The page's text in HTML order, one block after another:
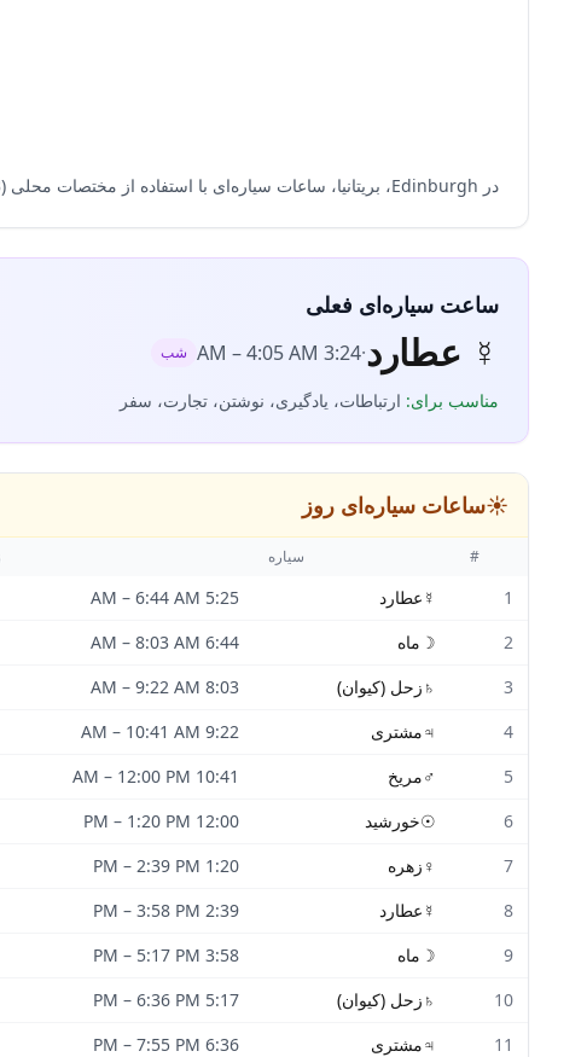
در Edinburgh، بریتانیا، ساعات سیاره‌ای با استفاده از مختصات محلی (55.9533°N، 3.1883°W) و منطقه زمانی Europe/London محاسبه می‌شود و دقت محاسبه بر اساس طلوع و غروب تضمین می‌گردد.
ساعت سیاره‌ای فعلی
☿ عطارد·
3:24 AM
–4:05 AM شب
مناسب برای: ارتباطات، یادگیری، نوشتن، تجارت، سفر
☀️ساعات سیاره‌ای روز
# سیاره
1
☿ عطارد 5:25 AM
– 6:44 AM
2
☽ ماه 6:44 AM
– 8:03 AM
3
♄ زحل (کیوان) 8:03 AM
– 9:22 AM
4
♃مشتری 9:22 AM
– 10:41 AM
5
♂مریخ 10:41 AM
– 12:00 PM
6
☉خورشید 12:00 PM
– 1:20 PM
7
♀ زهره 1:20 PM
– 2:39 PM
8
☿ عطارد 2:39 PM
– 3:58 PM
9
☽ ماه 3:58 PM
– 5:17 PM
10
♄ زحل (کیوان) 5:17 PM
– 6:36 PM
11
♃مشتری 6:36 PM
– 7:55 PM